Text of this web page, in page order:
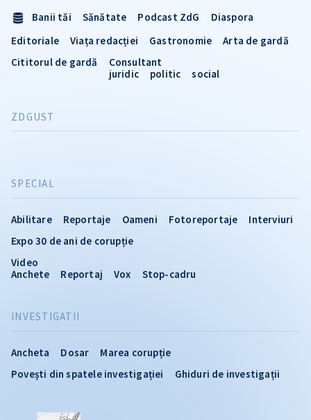
INVESTIGATII
Ancheta Dosar
Marea corupție
Povești din spatele investigației
Ghiduri de investigații
SPECIAL
Abilitare Reportaje Oameni Fotoreportaje
Interviuri
Expo 30 de ani de corupție
Video
Anchete
Reportaj Vox Stop-cadru
Banii tăi Sănătate Podcast ZdG
Diaspora
Editoriale
Viața redacției Gastronomie
Arta de gardă
Cititorul de gardă
Consultant
juridic
politic social
ZDGUST